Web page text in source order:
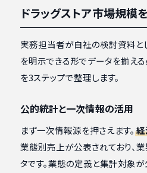
ドラッグストア市場規模
実務担当者が自社の検討資料と
を明示できる形でデータを揃え
を3ステップで整理します。
公的統計と一次情報の活用
まず一次情報源を押さえます。
業態別売上が公表されており、
タです。業態の定義と集計対象